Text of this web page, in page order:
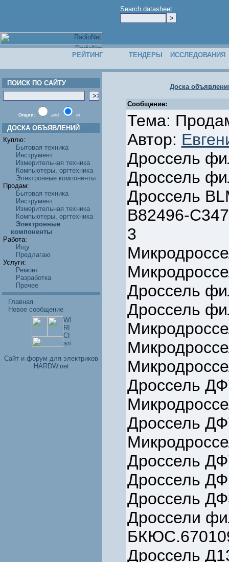
Search datasheet
РЕЙТИНГ ТЕНДЕРЫ ИССЛЕДОВАНИЯ
ПОИСК ПО САЙТУ
Опции: and or
ДОСКА ОБЪЯВЛЕНИЙ
Куплю:
Бытовая техника
Инструмент
Измерительная техника
Компьютеры, оргтехника
Электронные компоненты
Продам:
Бытовая техника
Инструмент
Измерительная техника
Компьютеры, оргтехника
Электронные
компоненты
Работа:
Ищу
Предлагаю
Услуги:
Ремонт
Разработка
Прочее
Главная
Новое сообщение
Cайт и форум для электриков
HARDW.net
Доска
Сообщение:
Тема:
Автор:
Дроссель
Дроссель
Дроссель
B82496-
3
Дроссель
Дроссель
Дроссель
Дроссель
Дроссель
Дроссель
Дроссель
Дроссели
Дроссель